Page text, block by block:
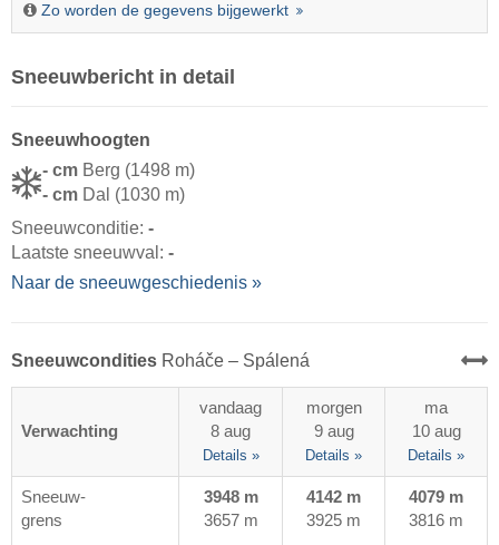
Zo worden de gegevens bijgewerkt
Sneeuwbericht in detail
Sneeuwhoogten
- cm Berg (1498 m)
- cm Dal (1030 m)
Sneeuwconditie: -
Laatste sneeuwval: -
Naar de sneeuwgeschiedenis »
Sneeuwcondities Roháče – Spálená
Verwachting
vandaag
8 aug
Details »
morgen
9 aug
Details »
ma
10 aug
Details »
Sneeuw-
grens
3948 m
3657 m
4142 m
3925 m
4079 m
3816 m